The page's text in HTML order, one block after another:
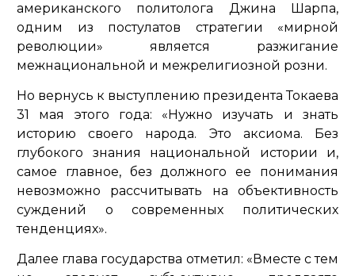
американского политолога Джина Шарпа,
одним из постулатов стратегии «мирной
революции» является разжигание
межнациональной и межрелигиозной розни.
Но вернусь к выступлению президента Токаева
31 мая этого года: «Нужно изучать и знать
историю своего народа. Это аксиома. Без
глубокого знания национальной истории и,
самое главное, без должного ее понимания
невозможно рассчитывать на объективность
суждений о современных политических
тенденциях».
Далее глава государства отметил: «Вместе с тем